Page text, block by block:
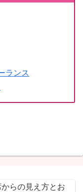
ランス
らの見え方とお